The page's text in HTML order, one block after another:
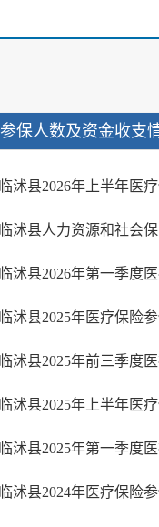
参保人数及资金收支
临沭县2026年上半年医
临沭县人力资源和社会
临沭县2026年第一季度
临沭县2025年医疗保险
临沭县2025年前三季度
临沭县2025年上半年医
临沭县2025年第一季度
临沭县2024年医疗保险